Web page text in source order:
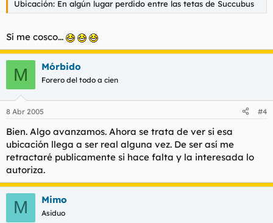
Ubicación: En algún lugar perdido entre las tetas de Succubus
Sí me cosco...
M Mórbido
Forero del todo a cien
8 Abr 2005 #4
Bien. Algo avanzamos. Ahora se trata de ver si esa
ubicación llega a ser real alguna vez. De ser así me
retractaré publicamente si hace falta y la interesada lo
autoriza.
M Mimo
Asiduo